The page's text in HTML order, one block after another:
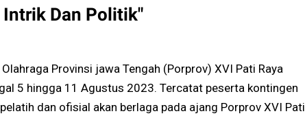
Dan Politik"
Provinsi jawa Tengah (Porprov) XVI Pati Raya
5 hingga 11 Agustus 2023. Tercatat peserta kontingen
dan ofisial akan berlaga pada ajang Porprov XVI Pati